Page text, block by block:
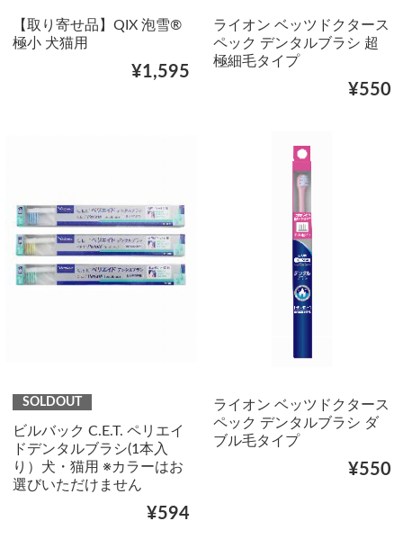
【取り寄せ品】QIX 泡雪®
極小 犬猫用
¥1,595
ライオン ベッツドクタース
ペック デンタルブラシ 超
極細毛タイプ
¥550
SOLDOUT
ビルバック C.E.T. ペリエイ
ドデンタルブラシ(1本入
り）犬・猫用 ※カラーはお
選びいただけません
¥594
ライオン ベッツドクタース
ペック デンタルブラシ ダ
ブル毛タイプ
¥550